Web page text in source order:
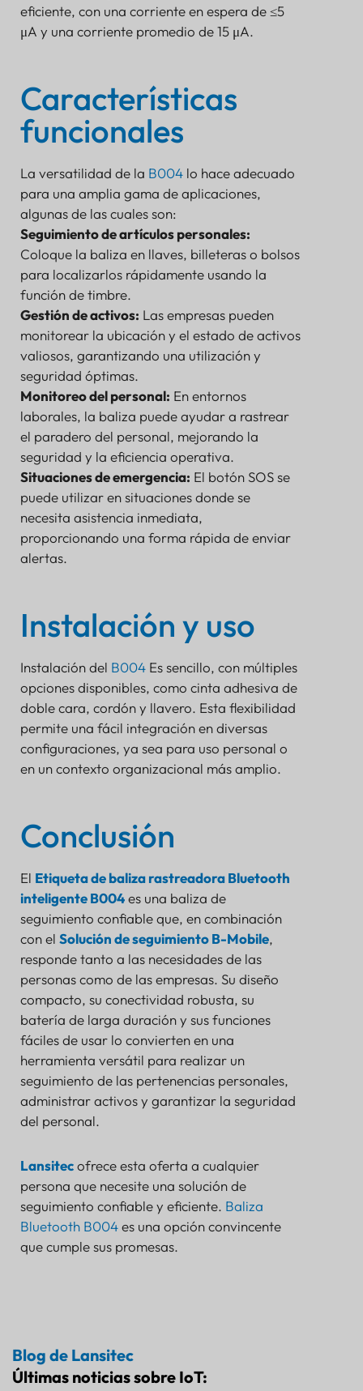
eficiente, con una corriente en espera de ≤5
μA y una corriente promedio de 15 μA.
Características
funcionales
La versatilidad de la B004 lo hace adecuado
para una amplia gama de aplicaciones,
algunas de las cuales son:
Seguimiento de artículos personales:
Coloque la baliza en llaves, billeteras o bolsos
para localizarlos rápidamente usando la
función de timbre.
Gestión de activos: Las empresas pueden
monitorear la ubicación y el estado de activos
valiosos, garantizando una utilización y
seguridad óptimas.
Monitoreo del personal: En entornos
laborales, la baliza puede ayudar a rastrear
el paradero del personal, mejorando la
seguridad y la eficiencia operativa.
Situaciones de emergencia: El botón SOS se
puede utilizar en situaciones donde se
necesita asistencia inmediata,
proporcionando una forma rápida de enviar
alertas.
Instalación y uso
Instalación del B004 Es sencillo, con múltiples
opciones disponibles, como cinta adhesiva de
doble cara, cordón y llavero. Esta flexibilidad
permite una fácil integración en diversas
configuraciones, ya sea para uso personal o
en un contexto organizacional más amplio.
Conclusión
El Etiqueta de baliza rastreadora Bluetooth
inteligente B004es una baliza de
seguimiento confiable que, en combinación
con el Solución de seguimiento B-Mobile,
responde tanto a las necesidades de las
personas como de las empresas. Su diseño
compacto, su conectividad robusta, su
batería de larga duración y sus funciones
fáciles de usar lo convierten en una
herramienta versátil para realizar un
seguimiento de las pertenencias personales,
administrar activos y garantizar la seguridad
del personal.
Lansitecofrece esta oferta a cualquier
persona que necesite una solución de
seguimiento confiable y eficiente. Baliza
Bluetooth B004es una opción convincente
que cumple sus promesas.
Blog de Lansitec
Últimas noticias sobre IoT: